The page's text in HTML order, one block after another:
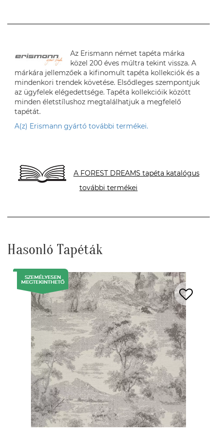
Az Erismann német tapéta márka
közel 200 éves múltra tekint vissza. A
márkára jellemzőek a kifinomult tapéta kollekciók és a
mindenkori trendek követése. Elsődleges szempontjuk
az ügyfelek elégedettsége. Tapéta kollekcióik között
minden életstílushoz megtalálhatjuk a megfelelő
tapétát.
A(z) Erismann gyártó további termékei.
A FOREST DREAMS tapéta katalógus
további termékei
Hasonló Tapéták